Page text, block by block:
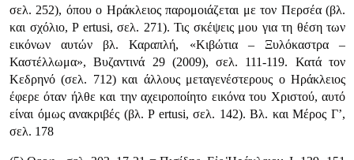
σελ. 252), όπου ο Ηράκλειος παρομοιάζεται με τον Περσέα (βλ.
και σχόλιο, P ertusi, σελ. 271). Τις σκέψεις μου για τη θέση των
εικόνων αυτών βλ. Καραπλή, «Κιβώτια – Ξυλόκαστρα –
Καστέλλωμα», Βυζαντινά 29 (2009), σελ. 111-119. Κατά τον
Κεδρηνό (σελ. 712) και άλλους μεταγενέστερους ο Ηράκλειος
έφερε όταν ήλθε και την αχειροποίητο εικόνα του Χριστού, αυτό
είναι όμως ανακριβές (βλ. P ertusi, σελ. 142). Βλ. και Μέρος Γ’,
σελ. 178